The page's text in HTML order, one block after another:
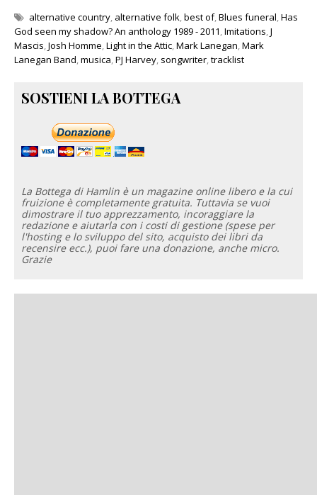
alternative country, alternative folk,best of,Blues funeral,Has
God seen my shadow? An anthology 1989 - 2011,Imitations,J
Mascis,Josh Homme,Light in the Attic,Mark Lanegan,Mark
Lanegan Band,musica,PJ Harvey, songwriter,tracklist
SOSTIENI LA BOTTEGA
La Bottega di Hamlin è un magazine online libero e la cui
fruizione è completamente gratuita. Tuttavia se vuoi
dimostrare il tuo apprezzamento, incoraggiare la
redazione e aiutarla con i costi di gestione (spese per
l'hosting e lo sviluppo del sito, acquisto dei libri da
recensire ecc.), puoi fare una donazione, anche micro.
Grazie